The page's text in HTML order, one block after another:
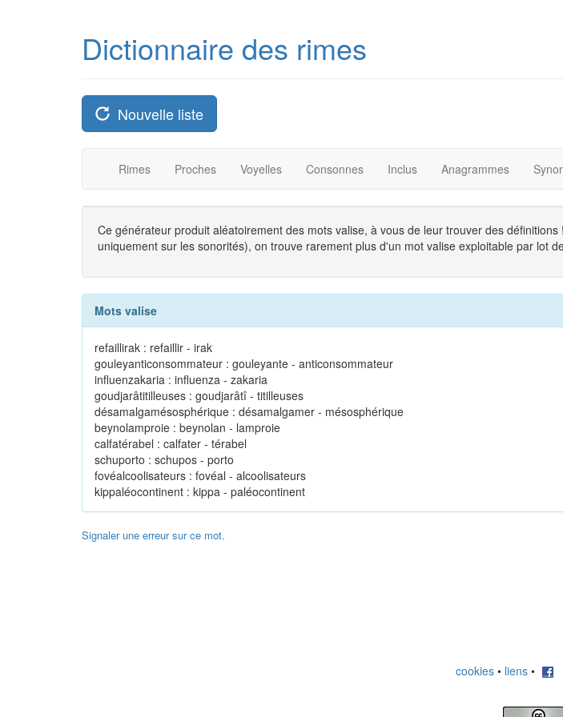
Dictionnaire des rimes
Nouvelle liste
Rimes Proches Voyelles Consonnes Inclus Anagrammes
Ce générateur produit aléatoirement des mots valise, à vous de leur trouver des
uniquement sur les sonorités), on trouve rarement plus d'un mot valise exploitable par lot
Mots valise
refaillirak : refaillir - irak
gouleyanticonsommateur : gouleyante - anticonsommateur
influenzakaria : influenza - zakaria
goudjarâtitilleuses : goudjarâtî - titilleuses
désamalgamésosphérique : désamalgamer - mésosphérique
beynolamproie : beynolan - lamproie
calfatérabel : calfater - térabel
schuporto : schupos - porto
fovéalcoolisateurs : fovéal - alcoolisateurs
kippaléocontinent : kippa - paléocontinent
Signaler une erreur sur ce mot.
cookies • liens •